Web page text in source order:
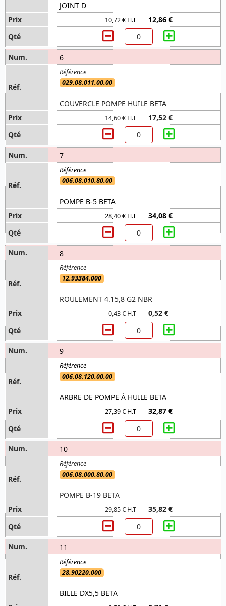
JOINT D
10,72 € H.T 12,86 €
6
029.08.011.00.00
COUVERCLE POMPE HUILE BETA
14,60 € H.T 17,52 €
7
006.08.010.80.00
POMPE B-5 BETA
28,40 € H.T 34,08 €
8
12.93384.000
ROULEMENT 4.15,8 G2 NBR
0,43 € H.T 0,52 €
9
006.08.120.00.00
ARBRE DE POMPE À HUILE BETA
27,39 € H.T 32,87 €
10
006.08.000.80.00
POMPE B-19 BETA
29,85 € H.T 35,82 €
11
28.90220.000
BILLE DX5,5 BETA